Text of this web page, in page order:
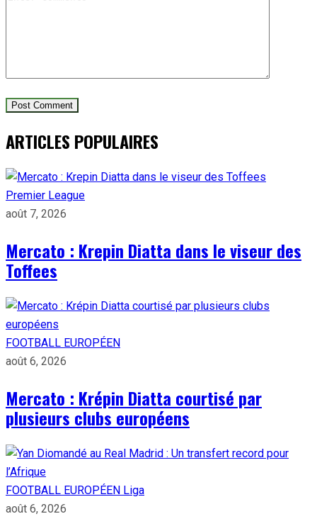
ARTICLES POPULAIRES
Premier League
août 7, 2026
Mercato : Krepin Diatta dans le viseur des
Toffees
FOOTBALL EUROPÉEN
août 6, 2026
Mercato : Krépin Diatta courtisé par
plusieurs clubs européens
FOOTBALL EUROPÉEN Liga
août 6, 2026